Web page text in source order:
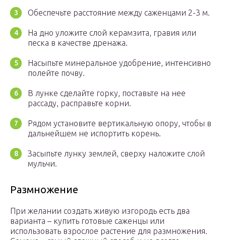
Обеспечьте расстояние между саженцами 2-3 м.
На дно уложите слой керамзита, гравия или
песка в качестве дренажа.
Насыпьте минеральное удобрение, интенсивно
полейте почву.
В лунке сделайте горку, поставьте на нее
рассаду, расправьте корни.
Рядом установите вертикальную опору, чтобы в
дальнейшем не испортить корень.
Засыпьте лунку землей, сверху наложите слой
мульчи.
Размножение
При желании создать живую изгородь есть два
варианта – купить готовые саженцы или
использовать взрослое растение для размножения.